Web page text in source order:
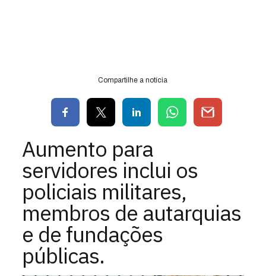
Compartilhe a notícia
Aumento para
servidores inclui os
policiais militares,
membros de autarquias
e de fundações
públicas.